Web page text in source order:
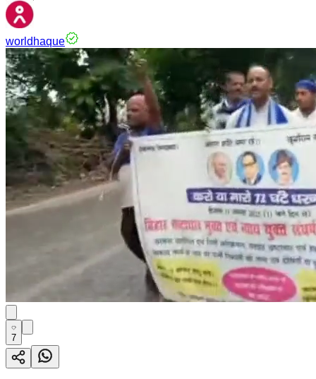
worldhaque
7